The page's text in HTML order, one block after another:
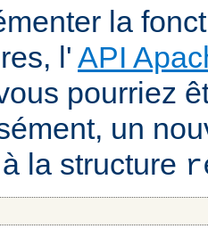
la
l' API
pourriez
un
la structure